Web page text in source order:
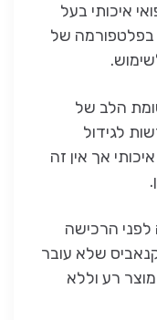
איכותי בעל
בפלטפורמה של
הלב של
לגידול
אך אין זה
לפני הרכישה
שלא עובר
רע וללא